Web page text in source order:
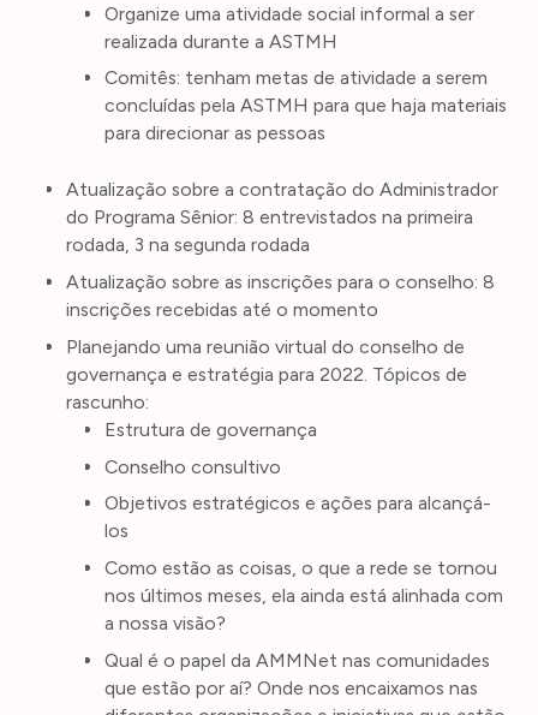
Organize uma atividade social informal a ser
realizada durante a ASTMH
Comitês: tenham metas de atividade a serem
concluídas pela ASTMH para que haja materiais
para direcionar as pessoas
Atualização sobre a contratação do Administrador
do Programa Sênior: 8 entrevistados na primeira
rodada, 3 na segunda rodada
Atualização sobre as inscrições para o conselho: 8
inscrições recebidas até o momento
Planejando uma reunião virtual do conselho de
governança e estratégia para 2022. Tópicos de
rascunho:
Estrutura de governança
Conselho consultivo
Objetivos estratégicos e ações para alcançá-
los
Como estão as coisas, o que a rede se tornou
nos últimos meses, ela ainda está alinhada com
a nossa visão?
Qual é o papel da AMMNet nas comunidades
que estão por aí? Onde nos encaixamos nas